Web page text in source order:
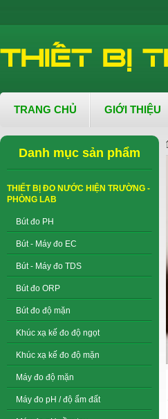
TRANG CHỦ GIỚI THIỆU
Danh mục sản phẩm
THIẾT BỊ ĐO NƯỚC HIỆN TRƯỜNG -
PHÒNG LAB
Bút đo PH
Bút - Máy đo EC
Bút - Máy đo TDS
Bút đo ORP
Bút đo độ mặn
Khúc xạ kế đo độ ngọt
Khúc xạ kế đo độ mặn
Máy đo độ mặn
Máy đo pH / độ ẩm đất